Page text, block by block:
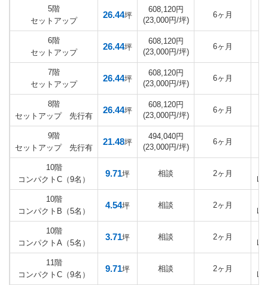
5階
セットアップ
26.44坪
608,120円
(23,000円/坪)
6ヶ月
6階
セットアップ
26.44坪
608,120円
(23,000円/坪)
6ヶ月
7階
セットアップ
26.44坪
608,120円
(23,000円/坪)
6ヶ月
8階
セットアップ 先行有
26.44坪
608,120円
(23,000円/坪)
6ヶ月
9階
セットアップ 先行有
21.48坪
494,040円
(23,000円/坪)
6ヶ月
10階
コンパクトC（9名）
9.71坪 相談 2ヶ月
レ
10階
コンパクトB（5名）
4.54坪 相談 2ヶ月
レ
10階
コンパクトA（5名）
3.71坪 相談 2ヶ月
レ
11階
コンパクトC（9名）
9.71坪 相談 2ヶ月
レ